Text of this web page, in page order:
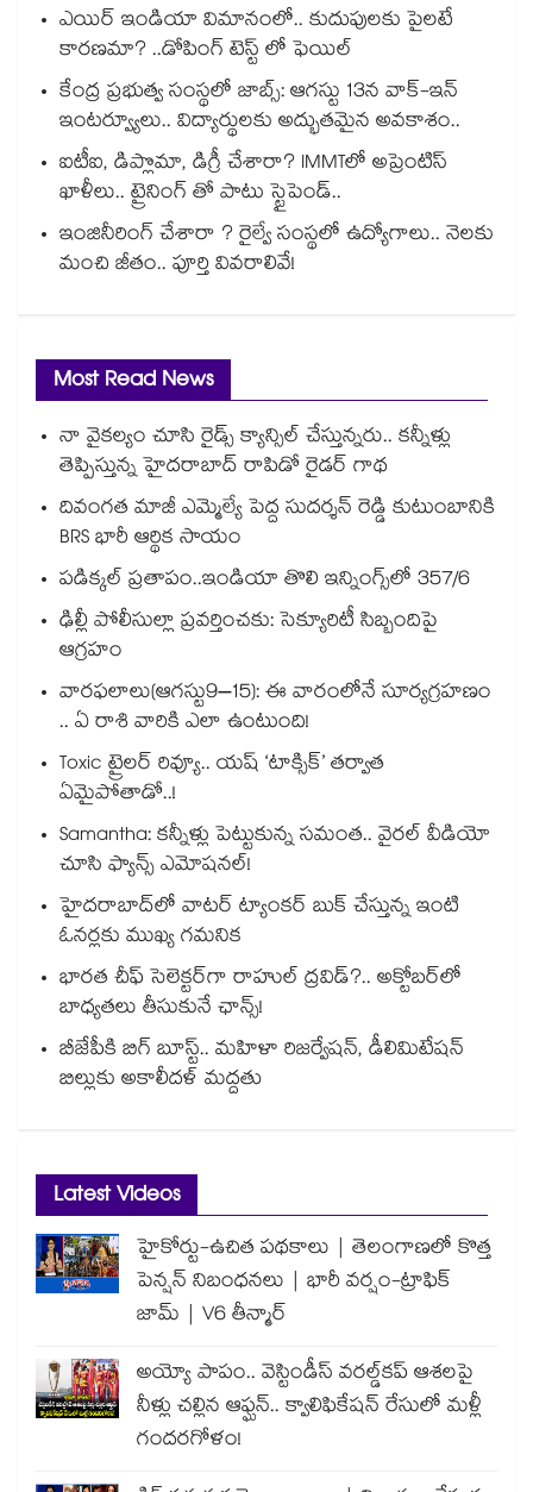
ఎయిర్ ఇండియా విమానంలో.. కుదుపులకు పైలటే
కారణమా? ..డోపింగ్ టెస్ట్ లో ఫెయిల్
కేంద్ర ప్రభుత్వ సంస్థలో జాబ్స్: ఆగస్టు 13న వాక్-ఇన్
ఇంటర్వ్యూలు.. విద్యార్థులకు అద్భుతమైన అవకాశం..
ఐటీఐ, డిప్లొమా, డిగ్రీ చేశారా? IMMTలో అప్రెంటిస్
ఖాళీలు.. ట్రైనింగ్ తో పాటు స్టైపెండ్..
ఇంజినీరింగ్ చేశారా ? రైల్వే సంస్థలో ఉద్యోగాలు.. నెలకు
మంచి జీతం.. పూర్తి వివరాలివే!
Most Read News
నా వైకల్యం చూసి రైడ్స్ క్యాన్సిల్ చేస్తున్నరు.. కన్నీళ్లు
తెప్పిస్తున్న హైదరాబాద్ రాపిడో రైడర్ గాథ
దివంగత మాజీ ఎమ్మెల్యే పెద్ద సుదర్శన్ రెడ్డి కుటుంబానికి
BRS భారీ ఆర్థిక సాయం
పడిక్కల్‌‌ ప్రతాపం..ఇండియా తొలి ఇన్నింగ్స్‌‌లో 357/6
ఢిల్లీ పోలీసుల్లా ప్రవర్తించకు: సెక్యూరిటీ సిబ్బందిపై
ఆగ్రహం
వారఫలాలు(ఆగస్టు9–15): ఈ వారంలోనే సూర్యగ్రహణం
.. ఏ రాశి వారికి ఎలా ఉంటుంది!
Toxic ట్రైలర్ రివ్యూ.. యష్ ‘టాక్సిక్’ తర్వాత
ఏమైపోతాడో..!
Samantha: కన్నీళ్లు పెట్టుకున్న సమంత.. వైరల్ వీడియో
చూసి ఫ్యాన్స్ ఎమోషనల్!
హైదరాబాద్⁪లో వాటర్ ట్యాంకర్ బుక్ చేస్తున్న ఇంటి
ఓనర్లకు ముఖ్య గమనిక
భారత చీఫ్ సెలెక్టర్⁬గా రాహుల్ ద్రవిడ్?.. అక్టోబర్‌లో
బాధ్యతలు తీసుకునే ఛాన్స్!
బీజేపీకి బిగ్ బూస్ట్.. మహిళా రిజర్వేషన్, డీలిమిటేషన్
బిల్లుకు అకాలీదళ్ మద్దతు
Latest Videos
హైకోర్టు-ఉచిత పథకాలు | తెలంగాణలో కొత్త
పెన్షన్ నిబంధనలు | భారీ వర్షం-ట్రాఫిక్
జామ్ | V6 తీన్మార్
అయ్యో పాపం.. వెస్టిండీస్ వరల్డ్‌కప్ ఆశలపై
నీళ్లు చల్లిన ఆఫ్ఘన్.. క్వాలిఫికేషన్ రేసులో మళ్లీ
గందరగోళం!